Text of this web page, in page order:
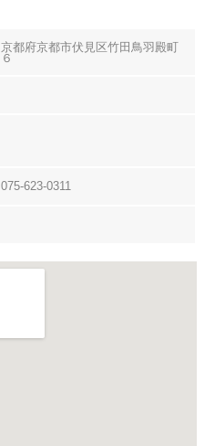
京都府京都市伏見区竹田鳥羽殿町
６
075-623-0311